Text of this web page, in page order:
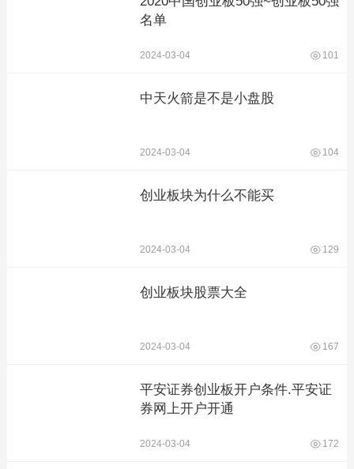
名单
2024-03-04 101
中天火箭是不是小盘股
2024-03-04 104
创业板块为什么不能买
2024-03-04 129
创业板块股票大全
2024-03-04 167
平安证券创业板开户条件.平安证
券网上开户开通
2024-03-04 172